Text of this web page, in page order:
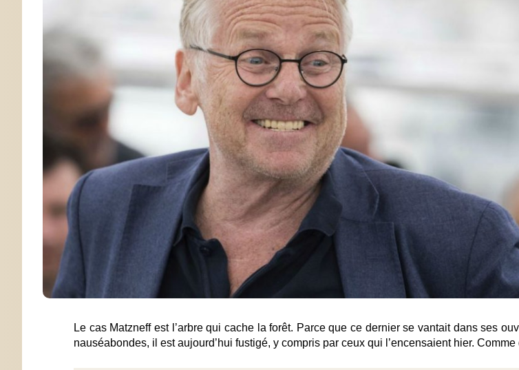
Le cas Matzneff est l’arbre qui cache la forêt. Parce que ce dernier se vantait dans ses
nauséabondes, il est aujourd’hui fustigé, y compris par ceux qui l’encensaient hier.